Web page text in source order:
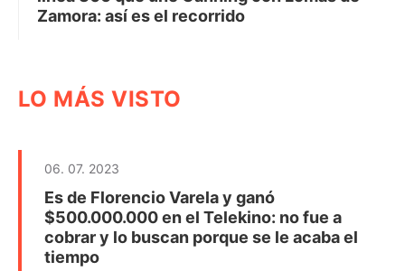
Zamora: así es el recorrido
LO MÁS VISTO
06. 07. 2023
Es de Florencio Varela y ganó
$500.000.000 en el Telekino: no fue a
cobrar y lo buscan porque se le acaba el
tiempo